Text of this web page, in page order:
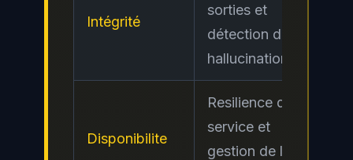
Intégrité
sorties et
détection des
hallucinations
Disponibilite
Resilience du
service et
gestion de la